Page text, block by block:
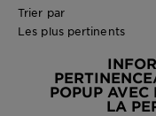
Trier par
Les plus pertinents
PERTINENCE
POPUP
LA